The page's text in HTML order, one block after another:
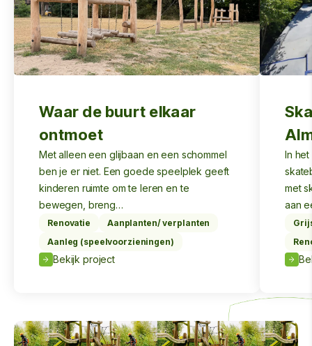
Waar de buurt elkaar
ontmoet
Met alleen een glijbaan en een schommel
ben je er niet. Een goede speelplek geeft
kinderen ruimte om te leren en te
bewegen, breng…
Renovatie
Aanplanten/ verplanten
Aanleg (speelvoorzieningen)
Bekijk project
In
met
aan